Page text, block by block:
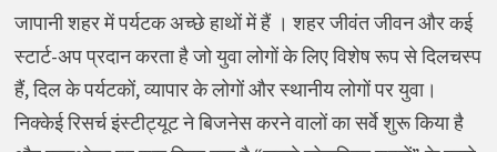
जापानी शहर में पर्यटक अच्छे हाथों में हैं । शहर जीवंत जीवन और कई
स्टार्ट-अप प्रदान करता है जो युवा लोगों के लिए विशेष रूप से दिलचस्प
हैं, दिल के पर्यटकों, व्यापार के लोगों और स्थानीय लोगों पर युवा।
निक्केई रिसर्च इंस्टीट्यूट ने बिजनेस करने वालों का सर्वे शुरू किया है